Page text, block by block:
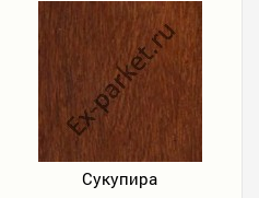
Сукупира